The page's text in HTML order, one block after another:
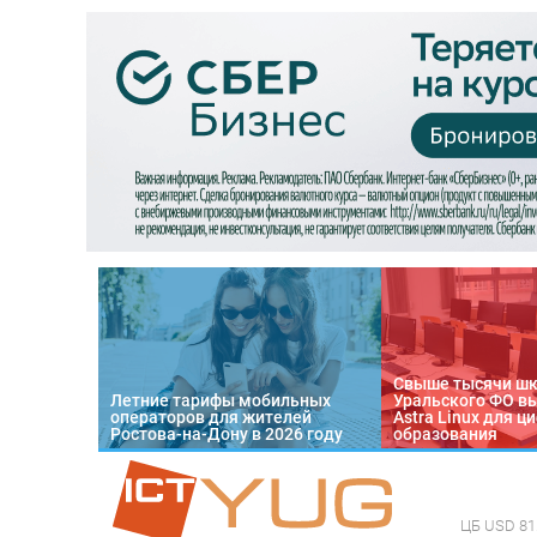
Летние тарифы мобильных
операторов для жителей
Ростова-на-Дону в 2026 году
Свыше тысячи
Уральского ФО
Astra Linux для
образования
ЦБ USD